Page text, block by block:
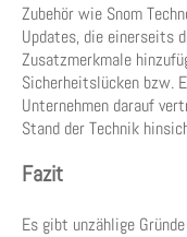
Zubehör wie Snom
Updates, die einerseits
Zusatzmerkmale
Sicherheitslücken bzw.
Unternehmen darauf
Stand der Technik
Fazit
Es gibt unzählige